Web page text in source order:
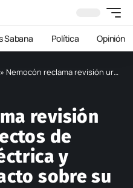
Sabana Política Opinión
» Nemocón reclama revisión urgente a proyectos de transmisión eléctrica y alerta por impacto sobre su territorio
revisión
de
y
sobre su